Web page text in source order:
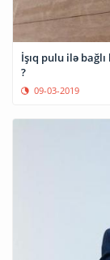
İşıq pulu ilə
?
09-03-2019